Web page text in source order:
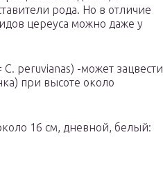
рода. Но в отличие
цереуса можно даже у
peruvianas) -может зацвести
при высоте около
16 см, дневной, белый: